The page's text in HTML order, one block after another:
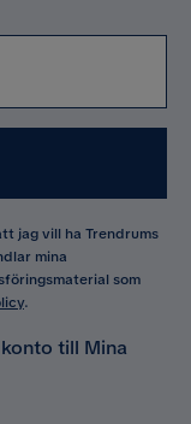
jag vill ha Trendrums
mina
som
.
till Mina